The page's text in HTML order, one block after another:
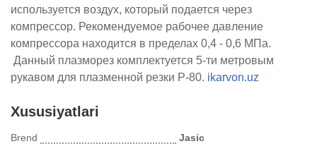
используется воздух, который подается через
компрессор. Рекомендуемое рабочее давление
компрессора находится в пределах 0,4 - 0,6 МПа.
Данный плазморез комплектуется 5-ти метровым
рукавом для плазменной резки Р-80. ikarvon.uz
Xususiyatlari
Brend Jasic